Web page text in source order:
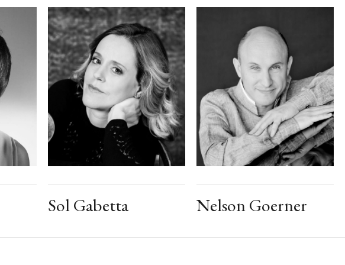
Sol Gabetta Nelson Goerner